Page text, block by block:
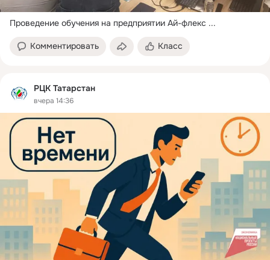
Проведение обучения на предприятии Ай-флекс ...
Комментировать Класс
РЦК Татарстан
вчера 14:36